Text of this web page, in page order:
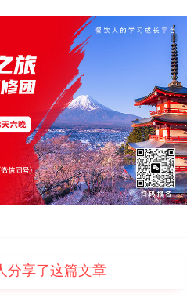
分享了这篇文章